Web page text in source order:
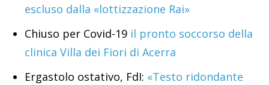
escluso dalla «lottizzazione Rai»
Chiuso per Covid-19 il pronto soccorso della
clinica Villa dei Fiori di Acerra
Ergastolo ostativo, FdI: «Testo ridondante